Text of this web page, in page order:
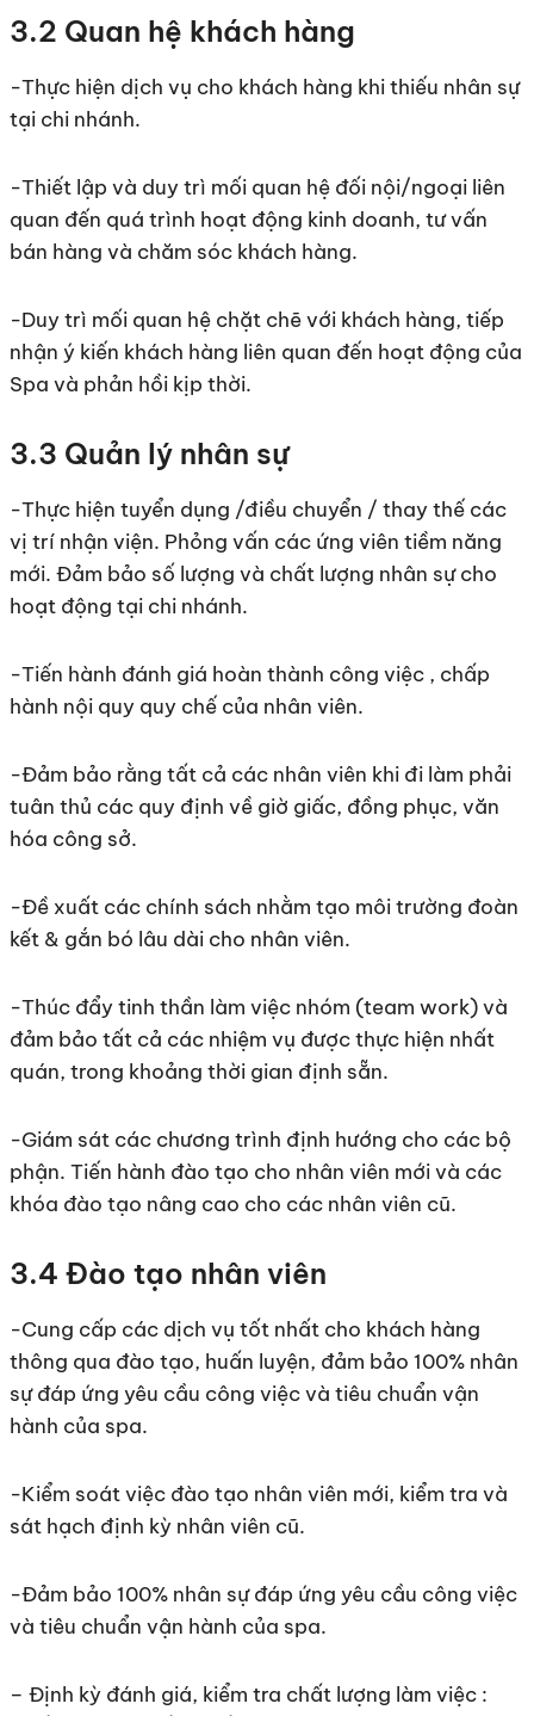
3.2 Quan hệ khách hàng
-Thực hiện dịch vụ cho khách hàng khi thiếu nhân sự
tại chi nhánh.
-Thiết lập và duy trì mối quan hệ đối nội/ngoại liên
quan đến quá trình hoạt động kinh doanh, tư vấn
bán hàng và chăm sóc khách hàng.
-Duy trì mối quan hệ chặt chẽ với khách hàng, tiếp
nhận ý kiến khách hàng liên quan đến hoạt động của
Spa và phản hồi kịp thời.
3.3 Quản lý nhân sự
-Thực hiện tuyển dụng /điều chuyển / thay thế các
vị trí nhận viện. Phỏng vấn các ứng viên tiềm năng
mới. Đảm bảo số lượng và chất lượng nhân sự cho
hoạt động tại chi nhánh.
-Tiến hành đánh giá hoàn thành công việc , chấp
hành nội quy quy chế của nhân viên.
-Đảm bảo rằng tất cả các nhân viên khi đi làm phải
tuân thủ các quy định về giờ giấc, đồng phục, văn
hóa công sở.
-Đề xuất các chính sách nhằm tạo môi trường đoàn
kết & gắn bó lâu dài cho nhân viên.
-Thúc đẩy tinh thần làm việc nhóm (team work) và
đảm bảo tất cả các nhiệm vụ được thực hiện nhất
quán, trong khoảng thời gian định sẵn.
-Giám sát các chương trình định hướng cho các bộ
phận. Tiến hành đào tạo cho nhân viên mới và các
khóa đào tạo nâng cao cho các nhân viên cũ.
3.4 Đào tạo nhân viên
-Cung cấp các dịch vụ tốt nhất cho khách hàng
thông qua đào tạo, huấn luyện, đảm bảo 100% nhân
sự đáp ứng yêu cầu công việc và tiêu chuẩn vận
hành của spa.
-Kiểm soát việc đào tạo nhân viên mới, kiểm tra và
sát hạch định kỳ nhân viên cũ.
-Đảm bảo 100% nhân sự đáp ứng yêu cầu công việc
và tiêu chuẩn vận hành của spa.
– Định kỳ đánh giá, kiểm tra chất lượng làm việc :